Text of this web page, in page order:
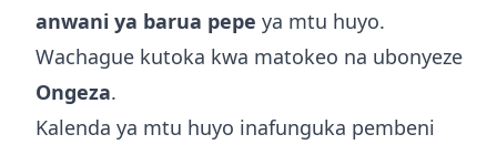
anwani ya barua pepe ya mtu huyo.
Wachague kutoka kwa matokeo na ubonyeze
Ongeza.
Kalenda ya mtu huyo inafunguka pembeni